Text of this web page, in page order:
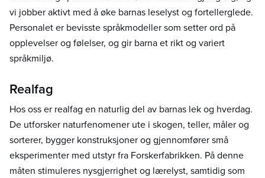
vi jobber aktivt med å øke barnas leselyst og fortellerglede.
Personalet er bevisste språkmodeller som setter ord på
opplevelser og følelser, og gir barna et rikt og variert
språkmiljø.
Realfag
Hos oss er realfag en naturlig del av barnas lek og hverdag.
De utforsker naturfenomener ute i skogen, teller, måler og
sorterer, bygger konstruksjoner og gjennomfører små
eksperimenter med utstyr fra Forskerfabrikken. På denne
måten stimuleres nysgjerrighet og lærelyst, samtidig som